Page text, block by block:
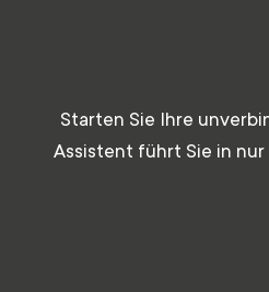
Starten Sie Ihre
Assistent führt Sie in